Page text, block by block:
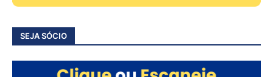
SEJA SÓCIO